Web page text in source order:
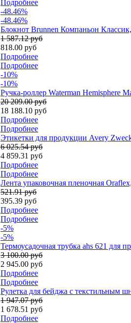
Подробнее
-48.46%
-48.46%
Блокнот Brunnen Компаньон
1 587.12 руб
818.00 руб
Подробнее
Подробнее
-10%
-10%
Ручка-роллер Waterman Hemisphere
20 209.00 руб
18 188.10 руб
Подробнее
Подробнее
Этикетки для продукции Avery
6 025.54 руб
4 859.31 руб
Подробнее
Подробнее
Лента упаковочная пленочная
521.91 руб
395.39 руб
Подробнее
Подробнее
-5%
-5%
Термоусадочная трубка ahs 621 для
3 100.00 руб
2 945.00 руб
Подробнее
Подробнее
Рулетка для бейджа с текстильным
1 947.07 руб
1 678.51 руб
Подробнее